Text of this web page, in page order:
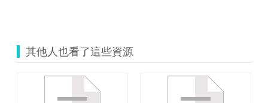
其他人也看了這些資源